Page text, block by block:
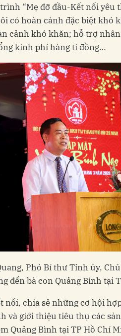
“Mẹ đỡ đầu-Kết nối yêu
có hoàn cảnh đặc biệt khó
cảnh khó khăn; hỗ trợ
kinh phí hàng tỉ đồng…
Phó Bí thư Tỉnh ủy,
đến bà con Quảng Bình tại
nối, chia sẻ những cơ hội
và giới thiệu tiêu thụ các
Quảng Bình tại TP Hồ Chí